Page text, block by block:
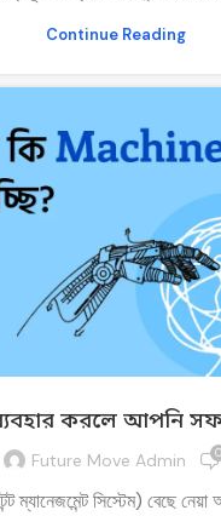
Continue Reading
করলে আপনি
Future Move Admin 0
ম্যানেজমেন্ট সিস্টেম) বেছে